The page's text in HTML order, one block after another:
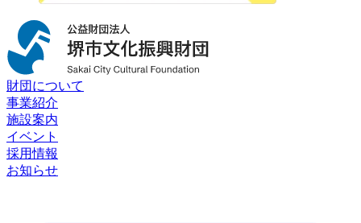
財団について
事業紹介
施設案内
イベント
採用情報
お知らせ